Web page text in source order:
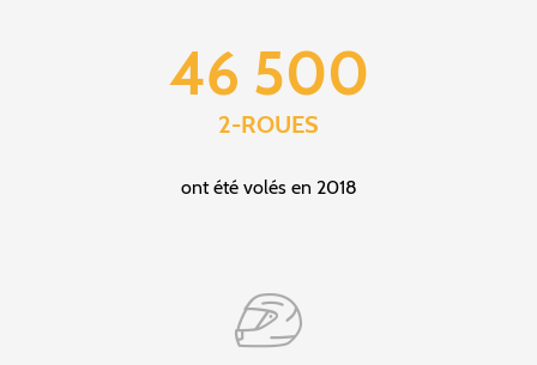
46 500
2-ROUES
ont été volés en 2018